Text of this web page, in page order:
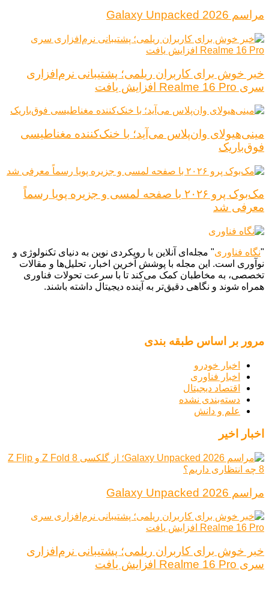
مراسم Galaxy Unpacked 2026
خبر خوش برای کاربران ریلمی؛ پشتیبانی نرم‌افزاری
سری Realme 16 Pro افزایش یافت
مینی‌هیولای وان‌پلاس می‌آید؛ با خنک‌کننده مغناطیسی
فوق‌باریک
مک‌بوک پرو ۲۰۲۶ با صفحه لمسی و جزیره پویا رسماً
معرفی شد
"نگاه فناوری" مجله‌ای آنلاین با رویکردی نوین به دنیای تکنولوژی و
نوآوری است. این مجله با پوشش آخرین اخبار، تحلیل‌ها و مقالات
تخصصی، به مخاطبان کمک می‌کند تا با سرعت تحولات فناوری
همراه شوند و نگاهی دقیق‌تر به آینده دیجیتال داشته باشند.
مرور بر اساس طبقه بندی
اخبار خودرو
اخبار فناوری
اقتصاد دیجیتال
دسته‌بندی نشده
علم و دانش
اخبار اخیر
مراسم Galaxy Unpacked 2026
خبر خوش برای کاربران ریلمی؛ پشتیبانی نرم‌افزاری
سری Realme 16 Pro افزایش یافت